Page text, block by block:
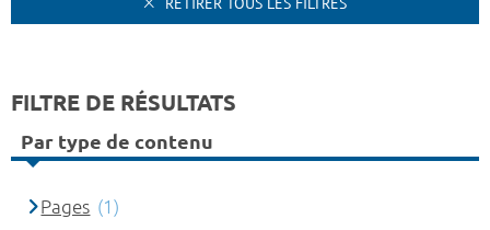
FILTRE DE RÉSULTATS
Par type de contenu
Pages (1)